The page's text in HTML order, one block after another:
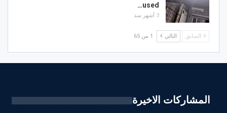
used…
3 أشهر منذ
السابق التالي 1 من 65
المشاركات الاخيرة